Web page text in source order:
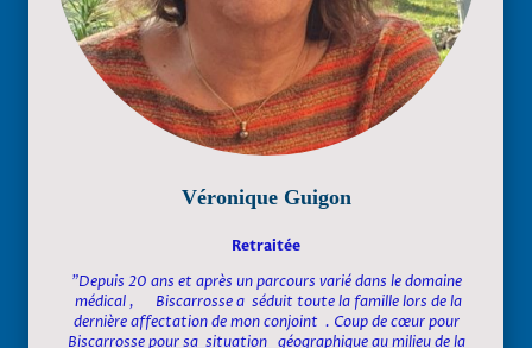
Véronique Guigon
Retraitée
"Depuis 20 ans et après un parcours varié dans le domaine
médical , Biscarrosse a séduit toute la famille lors de la
dernière affectation de mon conjoint . Coup de cœur pour
Biscarrosse pour sa situation géographique au milieu de la